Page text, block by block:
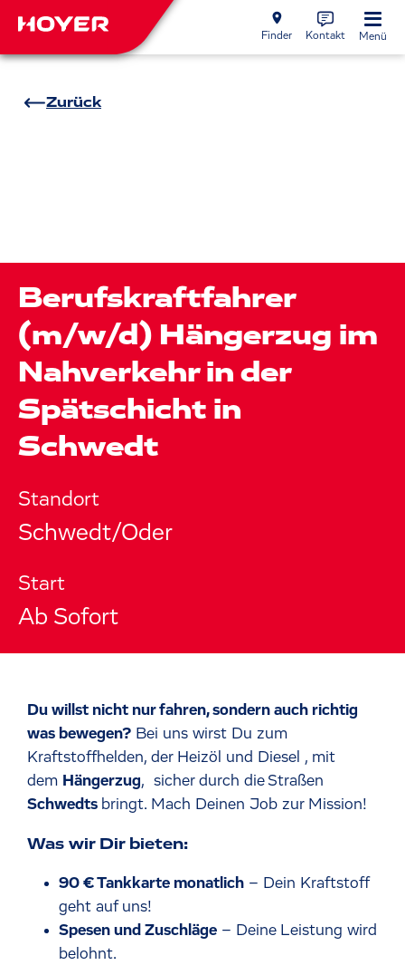
Finder Kontakt Menü
Zurück
Berufskraftfahrer
(m/w/d) Hängerzug im
Nahverkehr in der
Spätschicht in
Schwedt
Standort
Schwedt/Oder
Start
Ab Sofort
Du willst nicht nur fahren, sondern auch richtig
was bewegen? Bei uns wirst Du zum
Kraftstoffhelden, der Heizöl und Diesel , mit
dem Hängerzug, sicher durch die Straßen
Schwedts bringt. Mach Deinen Job zur Mission!
Was wir Dir bieten:
90 € Tankkarte monatlich – Dein Kraftstoff
geht auf uns!
Spesen und Zuschläge – Deine Leistung wird
belohnt.